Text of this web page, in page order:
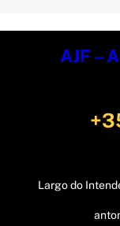
AJF –
Largo do